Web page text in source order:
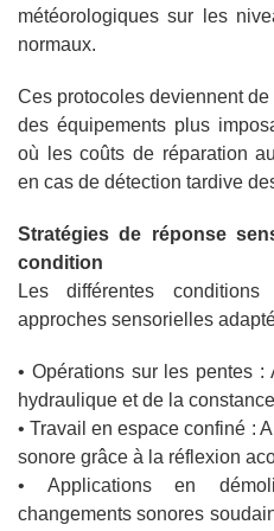
météorologiques sur les
normaux.
Ces protocoles deviennent
des équipements plus
où les coûts de réparation
en cas de détection tardive
Stratégies de réponse
condition
Les différentes
approches sensorielles
• Opérations sur les pentes
hydraulique et de la
• Travail en espace confiné :
sonore grâce à la réflexion
• Applications en
changements sonores